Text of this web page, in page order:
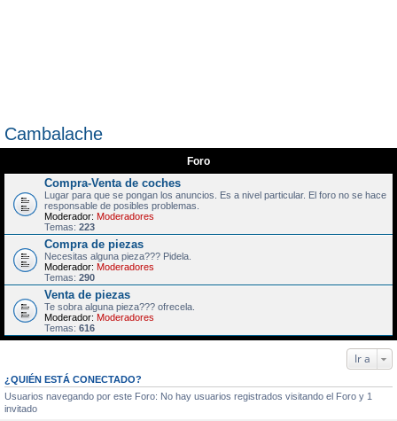
Cambalache
Foro
Compra-Venta de coches
Lugar para que se pongan los anuncios. Es a nivel particular. El foro no se hace
responsable de posibles problemas.
Moderador: Moderadores
Temas: 223
Compra de piezas
Necesitas alguna pieza??? Pidela.
Moderador: Moderadores
Temas: 290
Venta de piezas
Te sobra alguna pieza??? ofrecela.
Moderador: Moderadores
Temas: 616
Ir a
¿QUIÉN ESTÁ CONECTADO?
Usuarios navegando por este Foro: No hay usuarios registrados visitando el Foro y 1
invitado